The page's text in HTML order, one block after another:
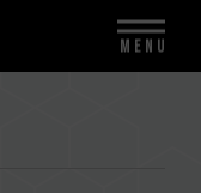
MENU